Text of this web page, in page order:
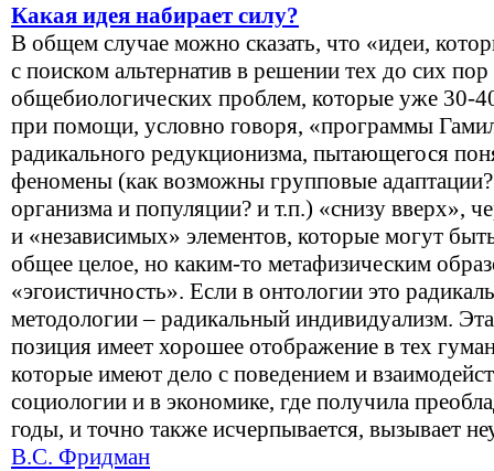
Какая идея набирает силу?
В общем случае можно сказать, что «идеи,
с поиском альтернатив в решении тех до сих
общебиологических проблем, которые уже 30-
при помощи, условно говоря, «программы
радикального редукционизма, пытающегося
феномены (как возможны групповые
организма и популяции? и т.п.) «снизу вверх»,
и «независимых» элементов, которые могут
общее целое, но каким-то метафизическим
«эгоистичность». Если в онтологии это
методологии – радикальный индивидуализм.
позиция имеет хорошее отображение в тех
которые имеют дело с поведением и
социологии и в экономике, где получила
годы, и точно также исчерпывается, вызывает
В.С. Фридман